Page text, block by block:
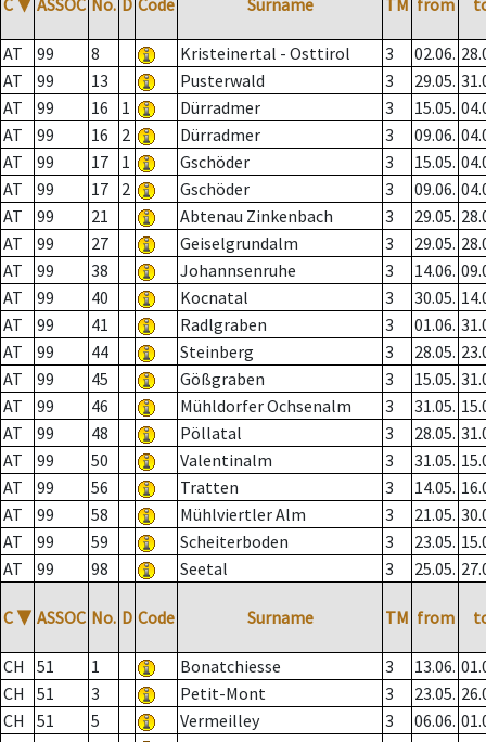
C ▼ ASSOC No. D Code Surname TM from
AT 99 8 Kristeinertal - Osttirol 3 02.06.
AT
99 13 Pusterwald 3 29.05.
AT
99 16 1 Dürradmer 3 15.05.
AT
99 16 2 Dürradmer 3 09.06.
AT
99 17 1 Gschöder 3 15.05.
AT
99 17 2 Gschöder 3 09.06.
AT
99 21 Abtenau Zinkenbach 3 29.05.
AT
99 27 Geiselgrundalm 3 29.05.
AT
99 38 Johannsenruhe 3 14.06.
AT
99 40 Kocnatal 3 30.05.
AT
99 41 Radlgraben 3 01.06.
AT
99 44 Steinberg 3 28.05.
AT
99 45 Gößgraben 3 15.05.
AT
99 46 Mühldorfer Ochsenalm 3 31.05.
AT
99 48 Pöllatal 3 28.05.
AT
99 50 Valentinalm 3 31.05.
AT
99 56 Tratten 3 14.05.
AT
99 58 Mühlviertler Alm 3 21.05.
AT
99 59 Scheiterboden 3 23.05.
AT
99 98 Seetal 3 25.05.
C ▼ ASSOC No. D Code Surname TM from
CH 51 1 Bonatchiesse 3 13.06.
CH
51 3 Petit-Mont 3 23.05.
CH
51 5 Vermeilley 3 06.06.